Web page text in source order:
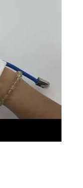
pour le